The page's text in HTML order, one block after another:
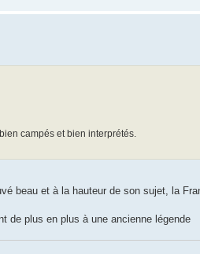
campés et bien interprétés.
beau et à la hauteur de son sujet, la
de plus en plus à une ancienne légende